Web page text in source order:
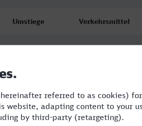
Umstiege Verkehrsmittel
RB,NX,ICE